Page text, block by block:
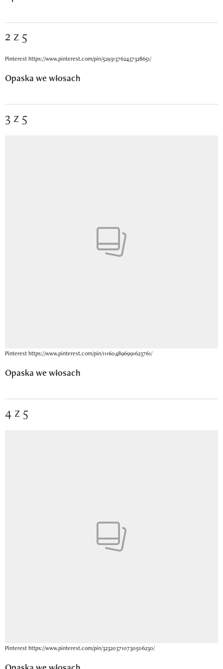
2 z 5
Pinterest https://www.pinterest.com/pin/529313762437328651/
Opaska we włosach
3 z 5
Pinterest https://www.pinterest.com/pin/111604896991623761/
Opaska we włosach
4 z 5
Pinterest https://www.pinterest.com/pin/323203710730506230/